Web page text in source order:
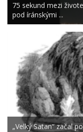
75 sekund mezi
pod íránskými ...
„Velký Satan“ začal